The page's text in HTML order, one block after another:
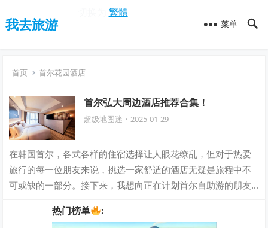
繁體
我去旅游 菜单
首页 首尔花园酒店
首尔弘大周边酒店推荐合集！
超级地图迷 · 2025-01-29
在韩国首尔，各式各样的住宿选择让人眼花缭乱，但对于热爱
旅行的每一位朋友来说，挑选一家舒适的酒店无疑是旅程中不
可或缺的一部分。接下来，我想向正在计划首尔自助游的朋友
热门榜单 :